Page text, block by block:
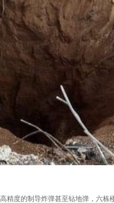
精度的制导炸弹甚至钻地弹，六栋